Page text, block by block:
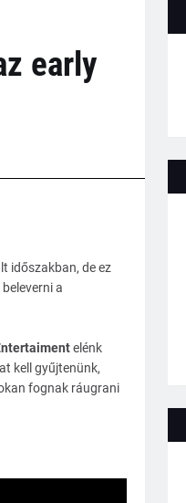
early
időszakban, de ez
a
elénk
kell gyűjtenünk,
fognak ráugrani